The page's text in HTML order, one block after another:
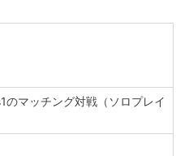
のマッチング対戦（ソロプレイ